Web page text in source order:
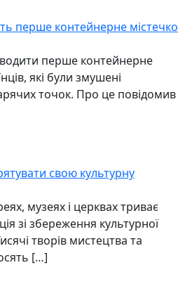
перше контейнерне містечко
перше контейнерне
які були змушені
точок. Про це повідомив
свою культурну
музеях і церквах триває
зі збереження культурної
творів мистецтва та
[…]